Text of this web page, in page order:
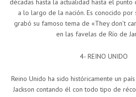
décadas hasta la actualidad hasta el punto
a lo largo de la nación. Es conocido
grabó su famoso tema de «They don’t
en las favelas de Río de
4- REINO UNIDO
Reino Unido ha sido históricamente un
Jackson contando él con todo tipo de